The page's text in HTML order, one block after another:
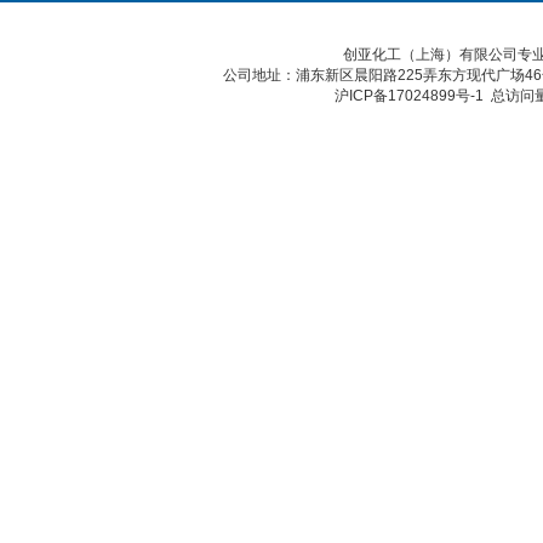
创亚化工（上海）有限公司专
公司地址：浦东新区晨阳路225弄东方现代广场
沪ICP备17024899号-1 总访问